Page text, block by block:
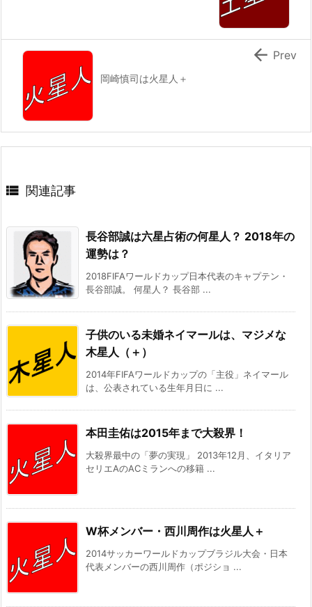
岡崎慎司は火星人＋
 Prev
 関連記事
長谷部誠は六星占術の何星人？ 2018年の
運勢は？
2018FIFAワールドカップ日本代表のキャプテン・
長谷部誠。 何星人？ 長谷部 ...
子供のいる未婚ネイマールは、マジメな
木星人（＋）
2014年FIFAワールドカップの「主役」ネイマール
は、公表されている生年月日に ...
本田圭佑は2015年まで大殺界！
大殺界最中の「夢の実現」 2013年12月、イタリア
セリエAのACミランへの移籍 ...
W杯メンバー・西川周作は火星人＋
2014サッカーワールドカップブラジル大会・日本
代表メンバーの西川周作（ポジショ ...